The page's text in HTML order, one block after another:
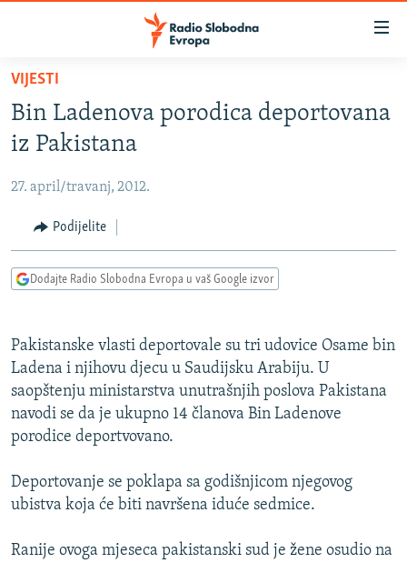
Pređite
glavni
sadržaj
na
navigaciju
Pređite
na
BOSNA I HERCEGOVINA
KOSOVO
CRNA GORA
VIDEO
INFOGRAFIKE
PODCASTI
KINA NA BALKANU
RSE PRIČE IZ SVIJETA
ISPRIČAJ MI
SPECIJALI RSE
GENOCID U SREBRENICI
VIJESTI
Bin Ladenova porodica deportovana
iz Pakistana
27. april/travanj, 2012.
Podijelite
Dodajte Radio Slobodna Evropa u vaš Google izvor
Pakistanske vlasti deportovale su tri udovice Osame bin
Ladena i njihovu djecu u Saudijsku Arabiju. U
saopštenju ministarstva unutrašnjih poslova Pakistana
navodi se da je ukupno 14 članova Bin Ladenove
porodice deportvovano.
Deportovanje se poklapa sa godišnjicom njegovog
ubistva koja će biti navršena iduće sedmice.
Ranije ovoga mjeseca pakistanski sud je žene osudio na